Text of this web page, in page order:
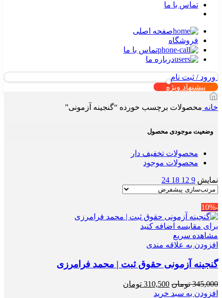
تماس با ما
صفحه اصلی
فروشگاه
تماس با ما
درباره ما
ورود / ثبت نام
پیشنهاد ویژه
خانه محصولات برچسب خورده “گنجینه آزمونی”
وضعیت موجودی محصول
محصولات تخفیف دار
محصولات موجود
نمایش 9
12
18
24
-10%
برای مقایسه اضافه کنید
مشاهده سریع
افزودن به علاقه مندی
گنجینه آزمونی حقوق ثبت | محمد فرامرزی
345,000 تومان قیمت
اصلی
310,500 تومان
افزودن به سبد خرید